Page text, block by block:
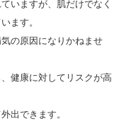
いますが、肌だけでなく
ます。
の原因になりかねませ
健康に対してリスクが高
出できます。